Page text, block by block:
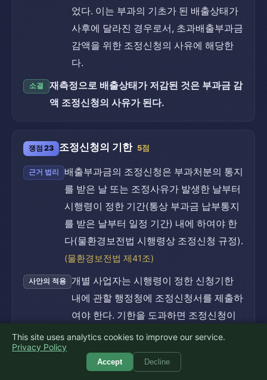
었다. 이는 부과의 기초가 된 배출상태가
사후에 달라진 경우로서, 초과배출부과금
감액을 위한 조정신청의 사유에 해당한
다.
소결
재측정으로 배출상태가 저감된 것은 부과금 감
액 조정신청의 사유가 된다.
쟁점 23 조정신청의 기한 5점
근거 법리
배출부과금의 조정신청은 부과처분의 통지
를 받은 날 또는 조정사유가 발생한 날부터
시행령이 정한 기간(통상 부과금 납부통지
를 받은 날부터 일정 기간) 내에 하여야 한
다(물환경보전법 시행령상 조정신청 규정).
(물환경보전법 제41조)
사안의 적용
개별 사업자는 시행령이 정한 신청기한
내에 관할 행정청에 조정신청서를 제출하
여야 한다. 기한을 도과하면 조정신청이
받아들여지지 않을 수 있으므로, 재측정
결과를 근거로 정해진 기간 내에 신청하
여야 한다.
This site uses analytics cookies to improve our service.
Privacy Policy
Accept Decline